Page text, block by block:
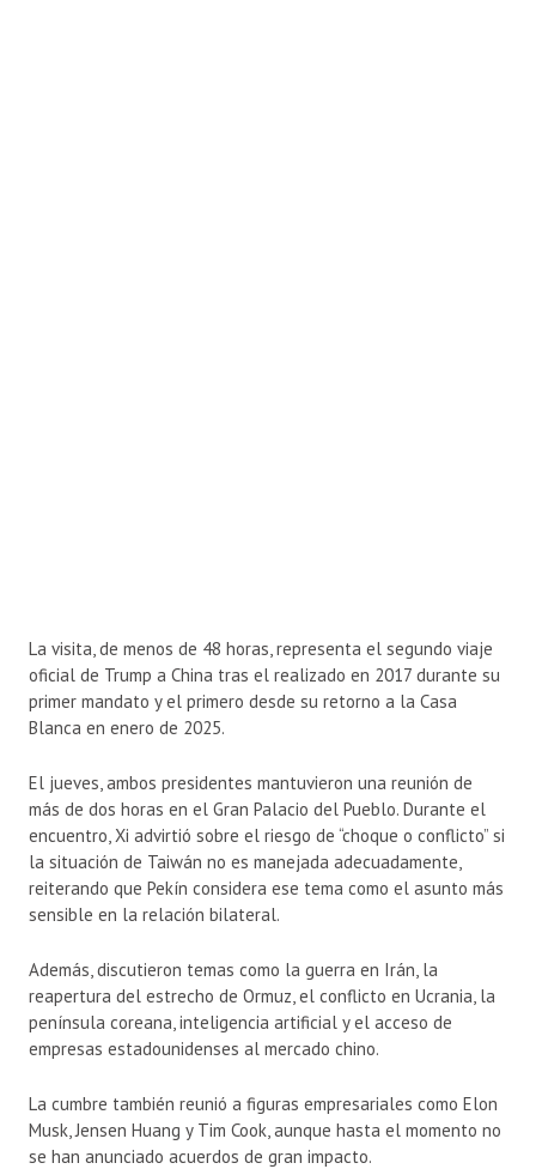
La visita, de menos de 48 horas, representa el segundo viaje
oficial de Trump a China tras el realizado en 2017 durante su
primer mandato y el primero desde su retorno a la Casa
Blanca en enero de 2025.
El jueves, ambos presidentes mantuvieron una reunión de
más de dos horas en el Gran Palacio del Pueblo. Durante el
encuentro, Xi advirtió sobre el riesgo de “choque o conflicto” si
la situación de Taiwán no es manejada adecuadamente,
reiterando que Pekín considera ese tema como el asunto más
sensible en la relación bilateral.
Además, discutieron temas como la guerra en Irán, la
reapertura del estrecho de Ormuz, el conflicto en Ucrania, la
península coreana, inteligencia artificial y el acceso de
empresas estadounidenses al mercado chino.
La cumbre también reunió a figuras empresariales como Elon
Musk Jensen Huang y Tim Cook , aunque hasta el momento no
se han anunciado acuerdos de gran impacto.